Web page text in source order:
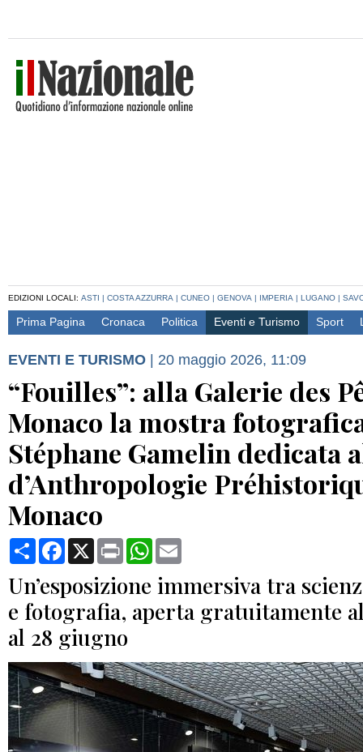
EDIZIONI LOCALI: ASTI | COSTA AZZURRA | CUNEO | GENOVA | IMPERIA | LUGANO |
Prima Pagina Cronaca Politica Eventi e Turismo Sport
EVENTI E TURISMO | 20 maggio 2026, 11:09
“Fouilles”: alla Galerie des
Monaco la mostra
Stéphane Gamelin dedicata
d’Anthropologie
Monaco
CondividiFacebook
X Print WhatsApp
Un’esposizione immersiva tra
e fotografia, aperta gratuitamente
al 28 giugno